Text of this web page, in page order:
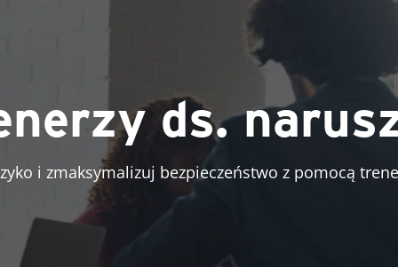
ds.
i zmaksymalizuj bezpieczeństwo z pomocą